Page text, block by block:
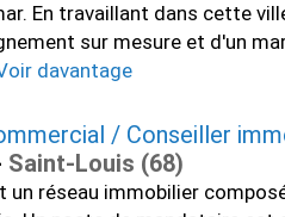
En travaillant dans cette
sur mesure et d'un
davantage
/ Conseiller
Saint-Louis (68)
un réseau immobilier